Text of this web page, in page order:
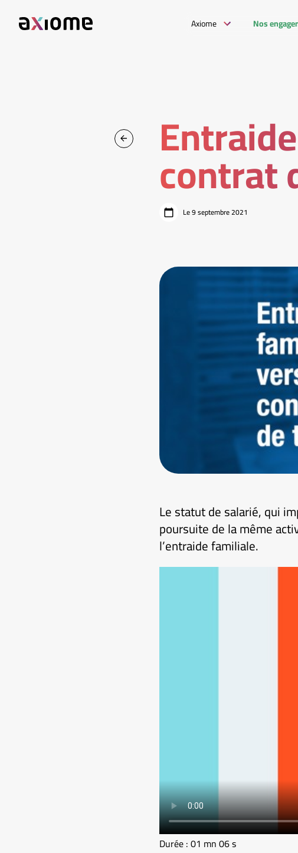
Axiome Nos
contrat
Le 9 septembre 2021
Le statut de salarié, qui
poursuite de la même
l’entraide familiale.
Durée : 01 mn 06 s